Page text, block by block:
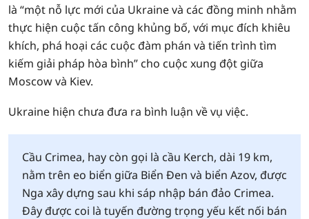
là “một nỗ lực mới của Ukraine và các đồng minh nhằm
thực hiện cuộc tấn công khủng bố, với mục đích khiêu
khích, phá hoại các cuộc đàm phán và tiến trình tìm
kiếm giải pháp hòa bình” cho cuộc xung đột giữa
Moscow và Kiev.
Ukraine hiện chưa đưa ra bình luận về vụ việc.
Cầu Crimea, hay còn gọi là cầu Kerch, dài 19 km,
nằm trên eo biển giữa Biển Đen và biển Azov, được
Nga xây dựng sau khi sáp nhập bán đảo Crimea.
Đây được coi là tuyến đường trọng yếu kết nối bán